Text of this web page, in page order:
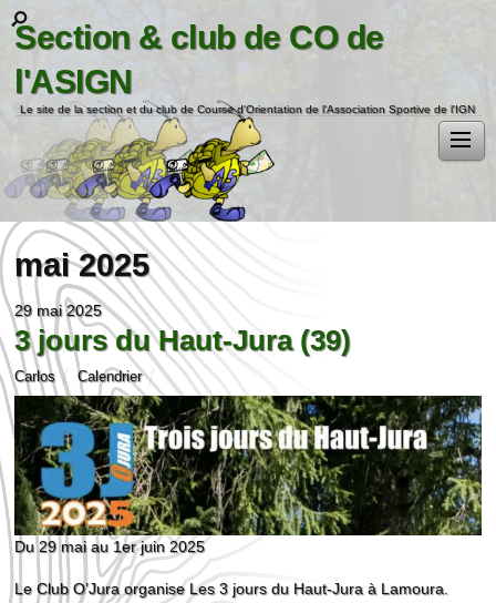
Section & club de CO de
l'ASIGN
Le site de la section et du club de Course d'Orientation de l'Association Sportive de l'IGN
mai 2025
29 mai 2025
3 jours du Haut-Jura (39)
Carlos Calendrier
Du 29 mai au 1er juin 2025
Le Club O’Jura organise Les 3 jours du Haut-Jura à Lamoura.